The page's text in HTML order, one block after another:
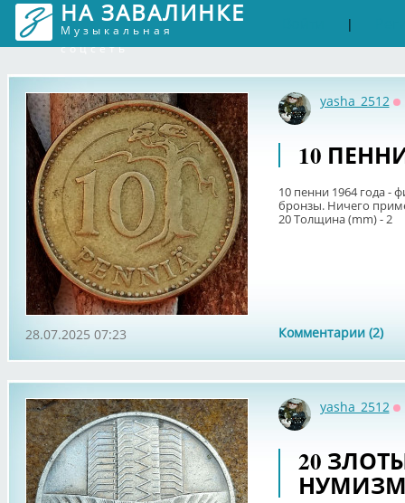
НА ЗАВАЛИНКЕ
Музыкальная
соцсеть
|
yasha_2512
10
10 пенни 1964 года -
бронзы. Ничего
20 Толщина (mm) - 2
Комментарии (2)
28.07.2025 07:23
yasha_2512
20